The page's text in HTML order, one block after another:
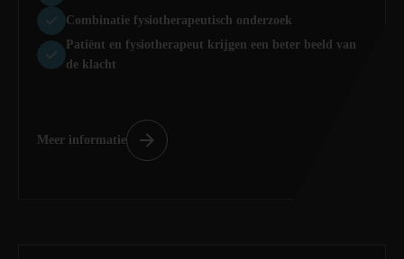
Combinatie fysiotherapeutisch onderzoek
Patiënt en fysiotherapeut krijgen een beter beeld van
de klacht
Meer informatie